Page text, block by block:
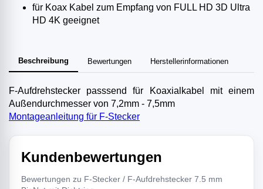
für Koax Kabel zum Empfang von FULL HD 3D Ultra
HD 4K geeignet
Beschreibung Bewertungen Herstellerinformationen
F-Aufdrehstecker passsend für Koaxialkabel mit einem
Außendurchmesser von 7,2mm - 7,5mm
Montageanleitung für F-Stecker
Kundenbewertungen
Bewertungen zu F-Stecker / F-Aufdrehstecker 7.5 mm